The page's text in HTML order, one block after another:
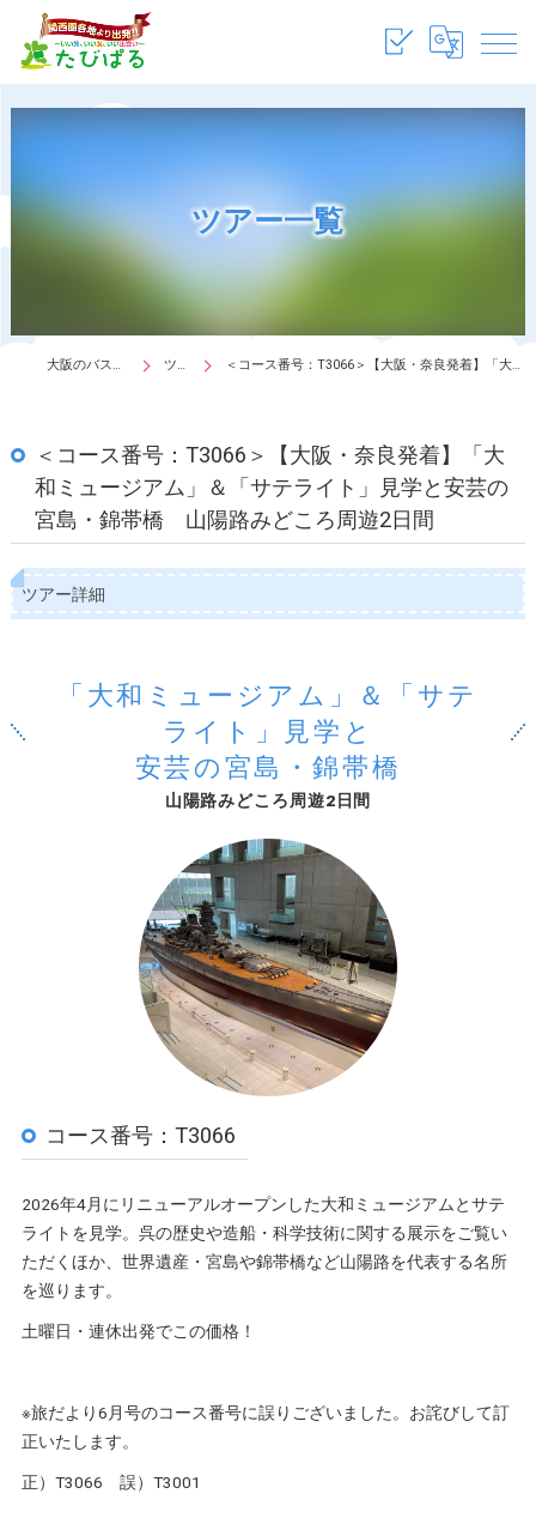
ツアー一覧
大阪のバスツアーは株式会社たびぱる ツアー一覧 ＜コース番号：T3066＞【大阪・奈良発着】「大和ミュージアム」＆「サテライト」見学と安芸の宮島・錦帯橋 山陽路みどころ周遊2日間
＜コース番号：T3066＞【大阪・奈良発着】「大
和ミュージアム」＆「サテライト」見学と安芸の
宮島・錦帯橋 山陽路みどころ周遊2日間
ツアー詳細
山陽路みどころ周遊2日間
「大和ミュージアム」＆「サテ
ライト」見学と
安芸の宮島・錦帯橋
コース番号：T3066
2026年4月にリニューアルオープンした大和ミュージアムとサテ
ライトを見学。呉の歴史や造船・科学技術に関する展示をご覧い
ただくほか、世界遺産・宮島や錦帯橋など山陽路を代表する名所
を巡ります。
土曜日・連休出発でこの価格！
※旅だより6月号のコース番号に誤りございました。お詫びして訂
正いたします。
正）T3066 誤）T3001